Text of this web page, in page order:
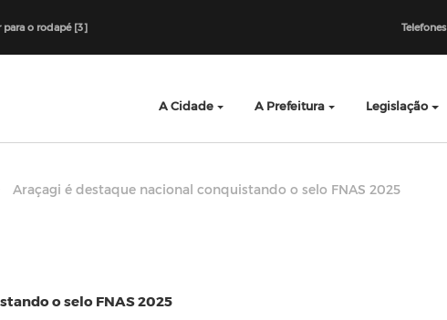
para o rodapé [3] Telefones
A Cidade A Prefeitura Legislação
Araçagi é destaque nacional conquistando o selo FNAS 2025
o selo FNAS 2025